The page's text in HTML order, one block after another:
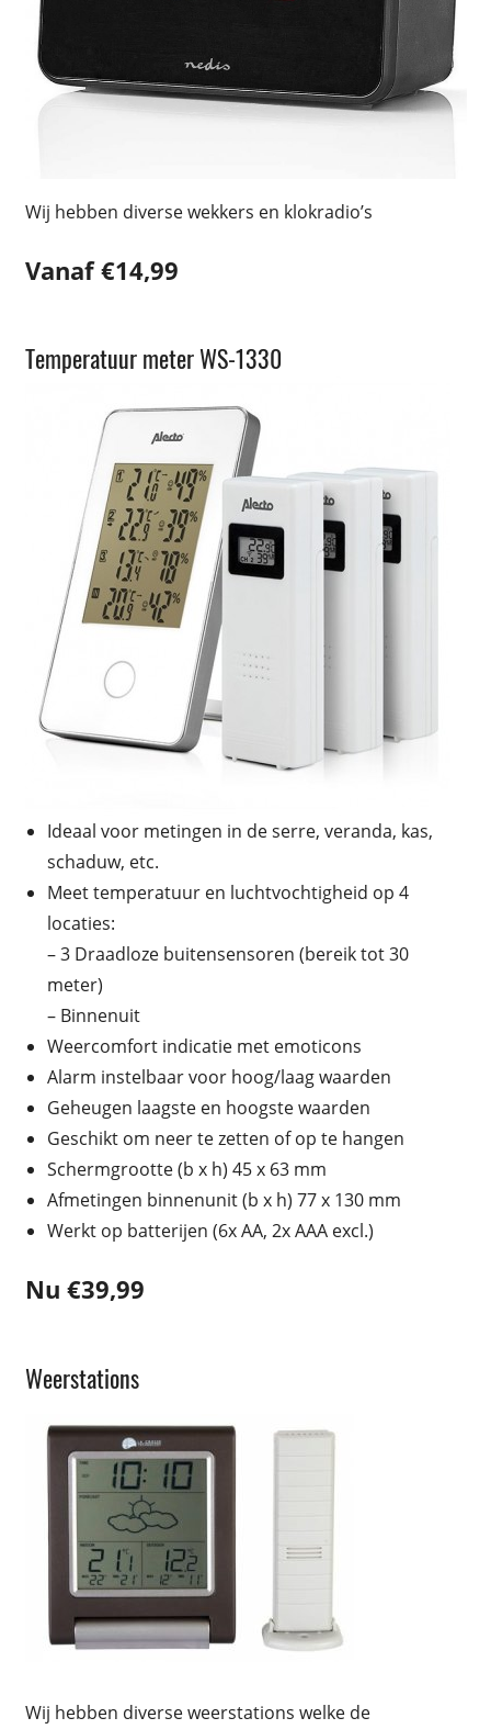
Wij hebben diverse wekkers en klokradio’s
Vanaf €14,99
Weerstation/klokken
Temperatuur meter WS-1330
Ideaal voor metingen in de serre, veranda, kas,
schaduw, etc.
Meet temperatuur en luchtvochtigheid op 4
locaties:
– 3 Draadloze buitensensoren (bereik tot 30
meter)
– Binnenuit
Weercomfort indicatie met emoticons
Alarm instelbaar voor hoog/laag waarden
Geheugen laagste en hoogste waarden
Geschikt om neer te zetten of op te hangen
Schermgrootte (b x h) 45 x 63 mm
Afmetingen binnenunit (b x h) 77 x 130 mm
Werkt op batterijen (6x AA, 2x AAA excl.)
Nu €39,99
Weerstation/klokken
Weerstations
Wij hebben diverse weerstations welke de